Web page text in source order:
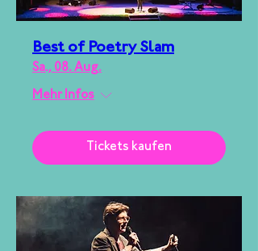
Best of Poetry Slam
Sa., 08. Aug.
Mehr Infos
Tickets kaufen